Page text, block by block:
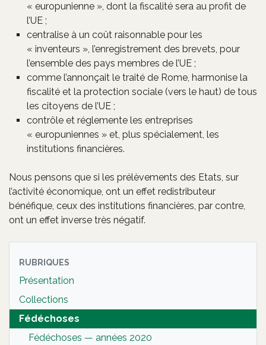
« europunienne », dont la fiscalité sera au profit de
l’UE ;
centralise à un coût raisonnable pour les
« inventeurs », l’enregistrement des brevets, pour
l’ensemble des pays membres de l’UE ;
comme l’annonçait le traité de Rome, harmonise la
fiscalité et la protection sociale (vers le haut) de tous
les citoyens de l’UE ;
contrôle et réglemente les entreprises
« europuniennes » et, plus spécialement, les
institutions financières.
Nous pensons que si les prélèvements des Etats, sur
l’activité économique, ont un effet redistributeur
bénéfique, ceux des institutions financières, par contre,
ont un effet inverse très négatif.
RUBRIQUES
Présentation
Collections
Fédéchoses
Fédéchoses — années 2020